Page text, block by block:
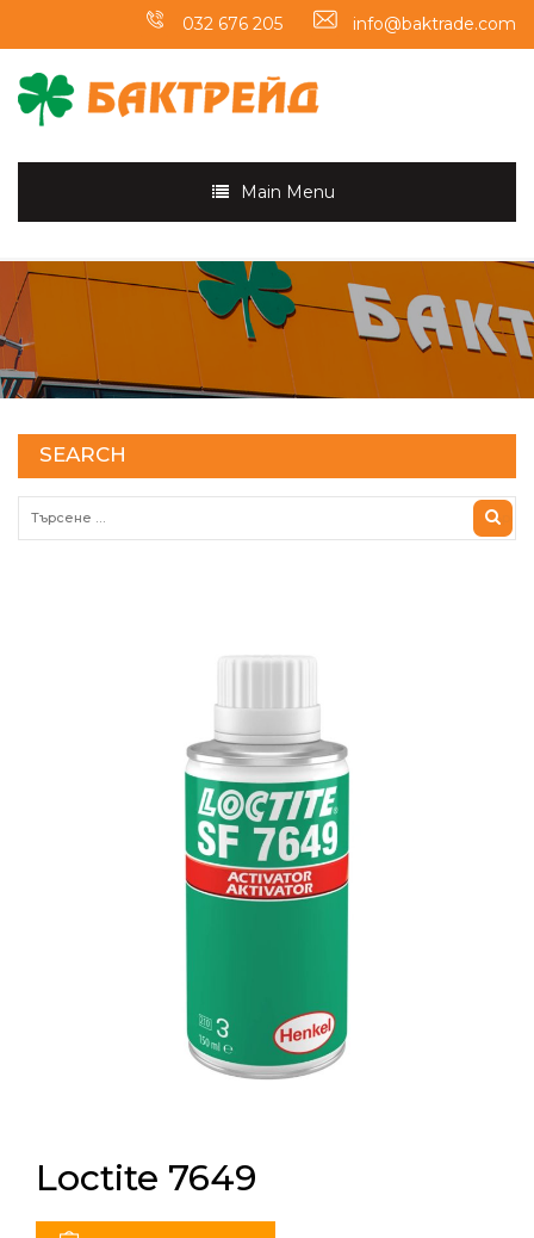
032 676 205 info@baktrade.com
Main Menu
SEARCH
Loctite 7649